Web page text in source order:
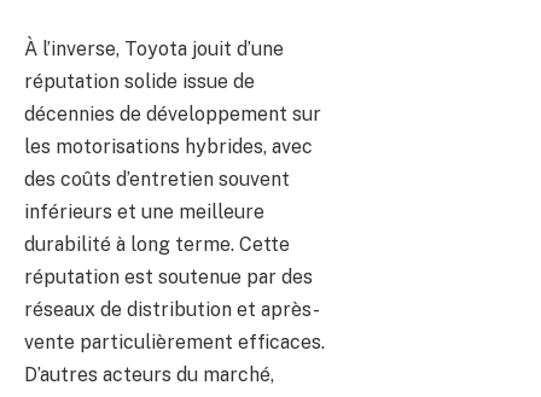
À l’inverse, Toyota jouit d’une
réputation solide issue de
décennies de développement sur
les motorisations hybrides, avec
des coûts d’entretien souvent
inférieurs et une meilleure
durabilité à long terme. Cette
réputation est soutenue par des
réseaux de distribution et après-
vente particulièrement efficaces.
D’autres acteurs du marché,